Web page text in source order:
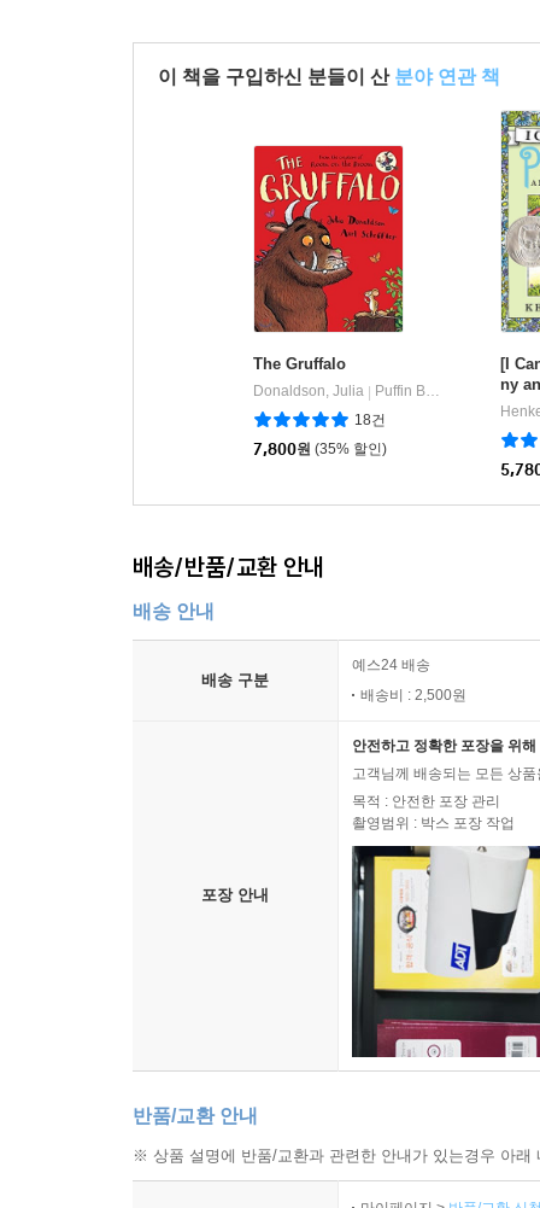
이 책을 구입하신 분들이 산 분야 연관 책
The Gruffalo
Donaldson, Julia
Puffin Books
18건
7,800원 (35% 할인)
[I
ny
배송/반품/교환 안내
배송 안내
배송 구분
예스24 배송
배송비 : 2,500원
포장 안내
안전하고 정확한 포장을 위
고객님께 배송되는 모든 상
목적 : 안전한 포장 관리
촬영범위 : 박스 포장 작업
반품/교환 안내
※ 상품 설명에 반품/교환과 관련한 안내가 있는경우 아